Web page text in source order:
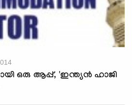
ഒരു ആപ്പ്‌, 'ഇന്ത്യന്‍ ഹാജി